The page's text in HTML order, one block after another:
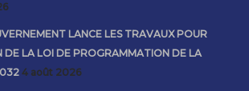
LANCE LES TRAVAUX POUR
DE LA LOI DE PROGRAMMATION DE LA
4 août 2026